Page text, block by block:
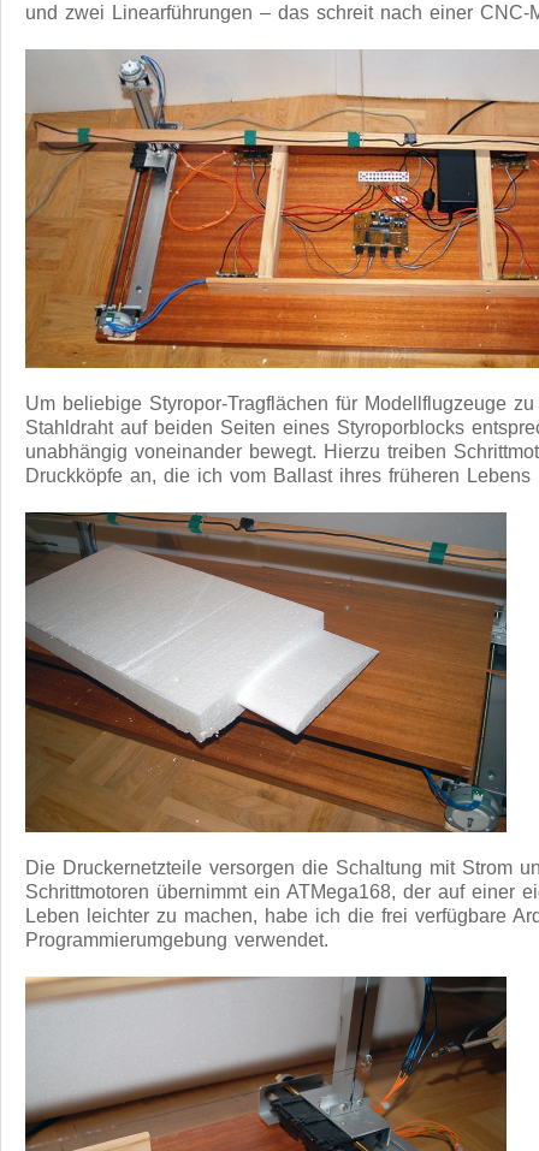
und zwei Linearführungen – das schreit nach einer CNC-
Um beliebige Styropor-Tragflächen für Modellflugzeuge
Stahldraht auf beiden Seiten eines Styroporblocks
unabhängig voneinander bewegt. Hierzu treiben
Druckköpfe an, die ich vom Ballast ihres früheren Lebens
Die Druckernetzteile versorgen die Schaltung mit Strom
Schrittmotoren übernimmt ein ATMega168, der auf einer
Leben leichter zu machen, habe ich die frei verfügbare
Programmierumgebung verwendet.